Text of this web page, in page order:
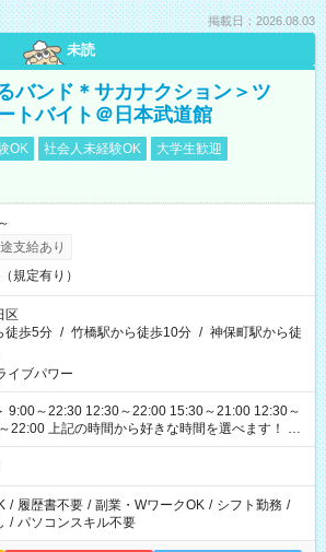
掲載日：2026.08.03
未読
バンド＊サカナクション＞ツ
トバイト＠日本武道館
OK 社会人未経験OK
大学生歓迎
支給あり
規定有り）
区
徒歩5分 / 竹橋駅から徒歩10分 / 神保町駅から徒
イブパワー
9:00～22:30 12:30～22:00 15:30～21:00 12:30～
な時間を選べます！ ※
なる可能性があります
/ 履歴書不要 / 副業・WワークOK / シフト勤務 /
/ パソコンスキル不要